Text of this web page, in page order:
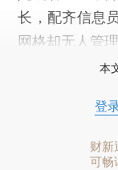
长，配齐信息
网格却无人管
本
登
财新
可畅